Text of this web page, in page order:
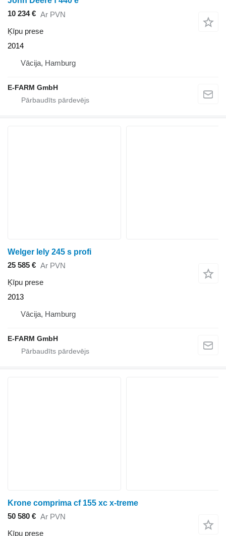
10 234 € Ar PVN
Ķīpu prese
2014
Vācija, Hamburg
E-FARM GmbH
Welger lely 245 s profi
25 585 € Ar PVN
Ķīpu prese
2013
Vācija, Hamburg
E-FARM GmbH
Krone comprima cf 155 xc x-treme
50 580 € Ar PVN
Ķīpu prese